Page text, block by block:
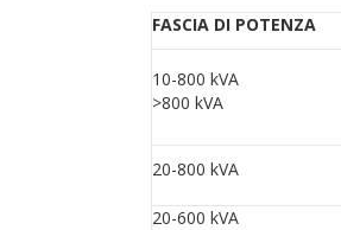
FASCIA DI POTENZA
10-800 kVA
>800 kVA
20-800 kVA
20-600 kVA